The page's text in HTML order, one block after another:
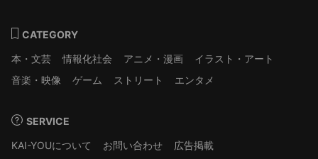
CATEGORY
本・文芸
情報化社会 アニメ・漫画
イラスト・アート
音楽・映像
ゲーム ストリート エンタメ
SERVICE
KAI-YOUについて
お問い合わせ
広告掲載